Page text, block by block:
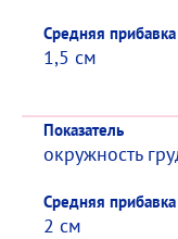
Средняя
1,5 см
Показатель
окружность
Средняя
2 см